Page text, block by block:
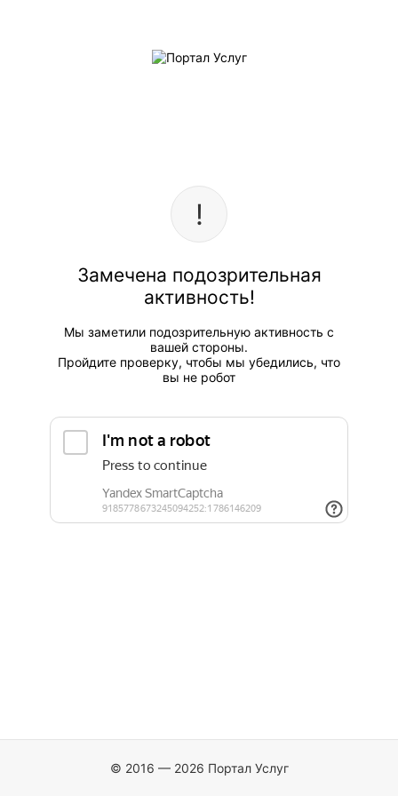
Замечена подозрительная
активность!
Мы заметили подозрительную активность с
вашей стороны.
Пройдите проверку, чтобы мы убедились, что
вы не робот
© 2016 — 2026 Портал Услуг